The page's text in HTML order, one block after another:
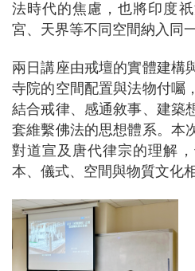
法時代的焦慮，也將印度
宮、天界等不同空間納入同
兩日講座由戒壇的實體建構
寺院的空間配置與法物付囑
結合戒律、感通敘事、建築
套維繫佛法的思想體系。本
對道宣及唐代律宗的理解
本、儀式、空間與物質文化